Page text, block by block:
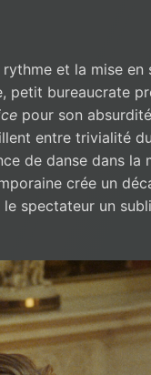
et la mise en
petit bureaucrate
pour son
entre trivialité
de danse dans la
crée un
spectateur un